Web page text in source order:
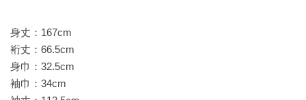
身丈：167cm
裄丈：66.5cm
身巾：32.5cm
袖巾：34cm